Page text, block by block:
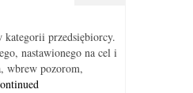
przedsiębiorcy.
nastawionego na cel i
wbrew pozorom,